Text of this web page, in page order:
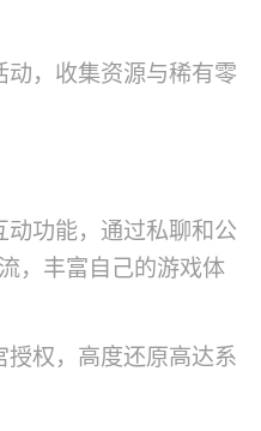
动，收集资源与稀有零
动功能，通过私聊和公
，丰富自己的游戏体
授权，高度还原高达系